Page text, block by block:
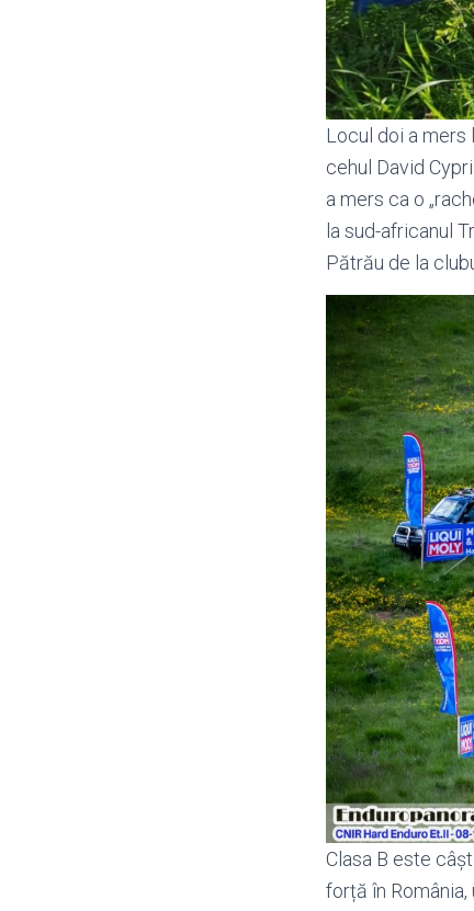
Locul doi a mers
cehul David
a mers ca o
la sud-africanul
Pătrău de la
Clasa B este
forță în